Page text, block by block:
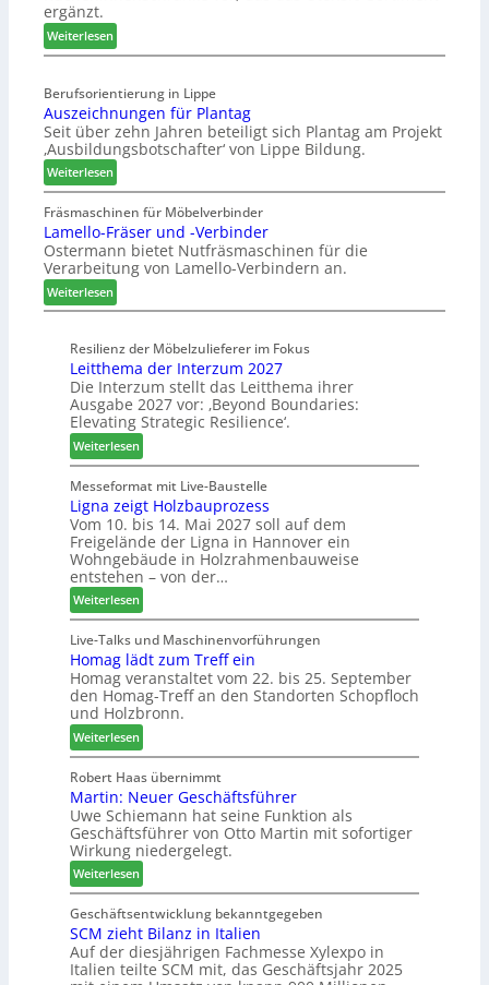
x
s
t
l
e
n
a
u
s
e
i
e
f
ü
r
W
e
m
h
ö
n
e
r
ergänzt.
Weiterlesen:
K
c
h
e
n
s
t
a
u
r
a
m
S
o
r
t
i
m
e
n
t
Berufsorientierung in Lippe
Auszeichnungen für Plantag
Seit über zehn Jahren beteiligt sich Plantag am Projekt
‚Ausbildungsbotschafter‘ von Lippe Bildung.
Weiterlesen:
A
u
s
z
e
c
n
u
n
g
e
n
f
ü
r
P
l
a
n
t
a
g
Fräsmaschinen für Möbelverbinder
Lamello-Fräser und -Verbinder
Ostermann bietet Nutfräsmaschinen für die
Verarbeitung von Lamello-Verbindern an.
Weiterlesen:
L
m
e
l
l
o
-
F
r
ä
s
e
r
u
n
d
-
V
e
r
b
i
n
d
e
r
Resilienz der Möbelzulieferer im Fokus
Leitthema der Interzum 2027
Die Interzum stellt das Leitthema ihrer
Ausgabe 2027 vor: ‚Beyond Boundaries:
Elevating Strategic Resilience‘.
Weiterlesen:
L
e
i
t
t
h
e
m
a
d
e
r
I
n
t
e
r
z
u
m
2
0
2
7
Messeformat mit Live-Baustelle
Ligna zeigt Holzbauprozess
Vom 10. bis 14. Mai 2027 soll auf dem
Freigelände der Ligna in Hannover ein
Wohngebäude in Holzrahmenbauweise
entstehen – von der…
Weiterlesen:
L
i
g
n
a
z
e
i
g
t
H
o
l
z
b
a
u
p
r
Live-Talks und Maschinenvorführungen
Homag lädt zum Treff ein
Homag veranstaltet vom 22. bis 25. September
den Homag-Treff an den Standorten Schopfloch
und Holzbronn.
Weiterlesen:
H
o
m
a
g
l
ä
d
t
z
u
m
Robert Haas übernimmt
Martin: Neuer Geschäftsführer
Uwe Schiemann hat seine Funktion als
Geschäftsführer von Otto Martin mit sofortiger
Wirkung niedergelegt.
Weiterlesen:
M
a
r
t
Geschäftsentwicklung bekanntgegeben
SCM zieht Bilanz in Italien
Auf der diesjährigen Fachmesse Xylexpo in
Italien teilte SCM mit, das Geschäftsjahr 2025